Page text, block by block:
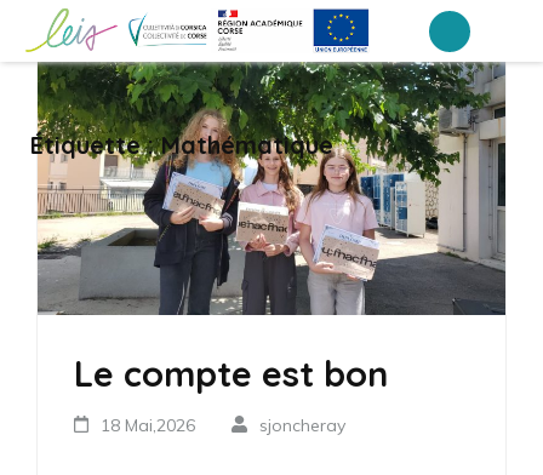
contenu
(Pressez
Entrée)
Collège Laetitia Bonaparte – Ajaccio
Étiquette :Mathématique
Le compte est bon
18 Mai,2026 sjoncheray